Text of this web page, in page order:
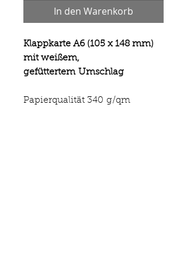
In den Warenkorb
Klappkarte A6 (105 x 148 mm)
mit weißem,
gefüttertem Umschlag
Papierqualität 340 g/qm